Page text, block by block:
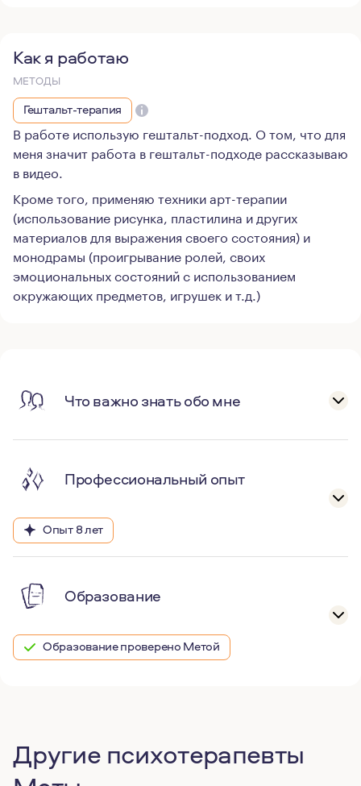
Как я работаю
МЕТОДЫ
Гештальт-терапия
В работе использую гештальт-подход. О том, что для
меня значит работа в гештальт-подходе рассказываю
в видео.
Кроме того, применяю техники арт-терапии
(использование рисунка, пластилина и других
материалов для выражения своего состояния) и
монодрамы (проигрывание ролей, своих
эмоциональных состояний с использованием
окружающих предметов, игрушек и т.д.)
Что важно знать обо мне
Профессиональный опыт
Опыт 8 лет
Образование
Образование проверено Метой
Другие психотерапевты